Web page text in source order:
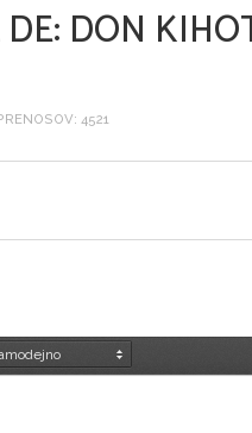
DON
4521